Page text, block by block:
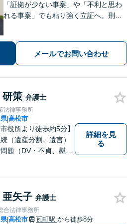
「証拠が少ない事案」や「不利と思わ
れる事案」でも粘り強く立証へ。刑事
対応。丁寧な説明とヒアリングで、問
題解決に尽力します。
メールでお問い合わせ
研策 弁護士
法律事務所
|高松市
市役所より徒歩約5分】
（遺産分割、遺言）
題（DV・不貞、慰謝
。
詳細を見
る
亜矢子 弁護士
合法律事務所
|高松市 瓦町駅 から徒歩8分